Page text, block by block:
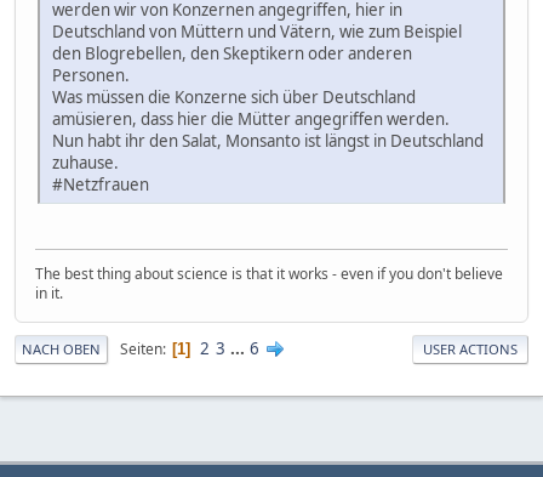
werden wir von Konzernen angegriffen, hier in
Deutschland von Müttern und Vätern, wie zum Beispiel
den Blogrebellen, den Skeptikern oder anderen
Personen.
Was müssen die Konzerne sich über Deutschland
amüsieren, dass hier die Mütter angegriffen werden.
Nun habt ihr den Salat, Monsanto ist längst in Deutschland
zuhause.
‪#‎Netzfrauen‬
The best thing about science is that it works - even if you don't believe
in it.
NACH OBEN Seiten 1 2 3 ... 6 USER ACTIONS